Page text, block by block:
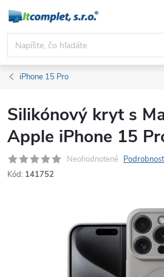
Prejsť
obsah
iPhone 15 Pro
Silikónový kryt s
Apple iPhone 15
Neohodnotené
Kód: 141752